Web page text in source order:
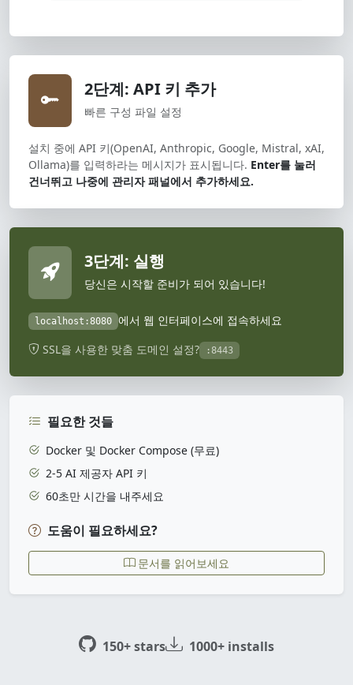
2단계: API 키 추가
빠른 구성 파일 설정
설치 중에 API 키(OpenAI, Anthropic, Google, Mistral, xAI,
Ollama)를 입력하라는 메시지가 표시됩니다. Enter를 눌러
건너뛰고 나중에 관리자 패널에서 추가하세요.
3단계: 실행
당신은 시작할 준비가 되어 있습니다!
localhost:8080 에서 웹 인터페이스에 접속하세요
SSL을 사용한 맞춤 도메인 설정?
:8443
필요한 것들
Docker 및 Docker Compose (무료)
2-5 AI 제공자 API 키
60초만 시간을 내주세요
도움이 필요하세요?
문서를 읽어보세요
150+ stars 1000+ installs